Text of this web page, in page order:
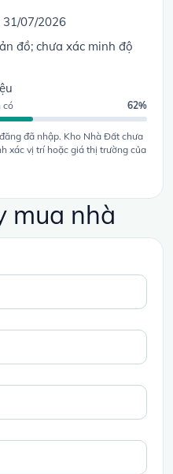
31/07/2026
đồ; chưa xác minh độ
có 62%
đã nhập. Kho Nhà Đất chưa
xác vị trí hoặc giá thị trường của
mua nhà